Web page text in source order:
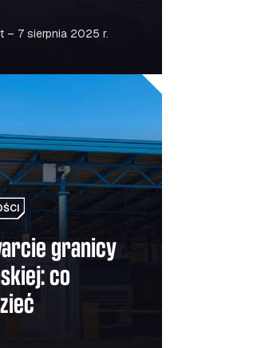
– 7 sierpnia 2025 r.
czy tylko bardziej ekologiczne?
polsko-ukraińskiej: co powinni
granicy
co